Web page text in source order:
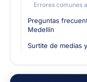
Errores comunes
Preguntas
Medellín
Surtite de medias